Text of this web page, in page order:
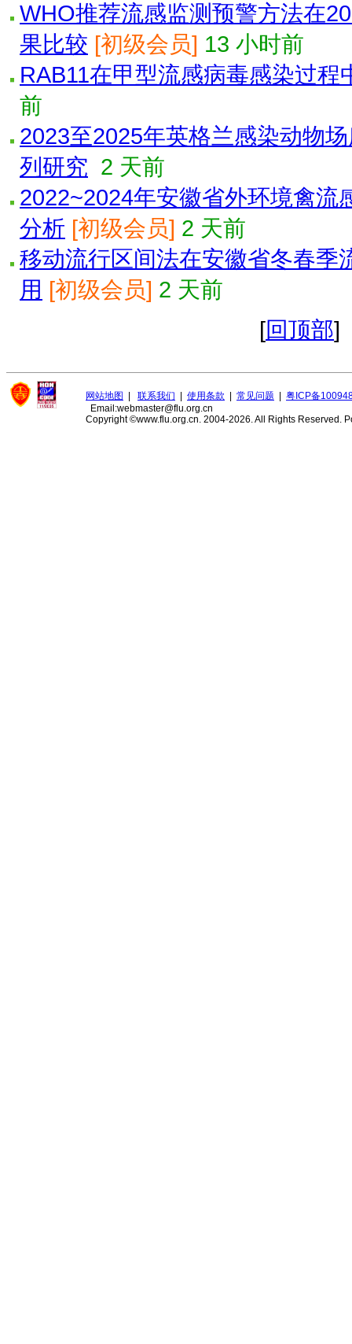
WHO推荐流感监测预警方法在
果比较 [初级会员] 13 小时前
RAB11在甲型流感病毒感染过程
前
2023至2025年英格兰感染动物
列研究 2 天前
2022~2024年安徽省外环境禽流
分析 [初级会员] 2 天前
移动流行区间法在安徽省冬春季
用 [初级会员] 2 天前
[回顶部]
网站地图 联系我们 使用条款 常见问题
粤ICP备
Email:webmaster@flu.org.cn
Copyright ©www.flu.org.cn. 2004-2026. All Rights Reserved.